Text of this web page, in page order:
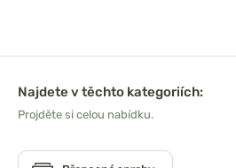
Najdete v těchto kategoriích:
Projděte si celou nabídku.